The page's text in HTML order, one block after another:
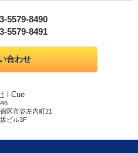
5579-8490
5579-8491
合わせ
i-Cue
区市谷左内町21
ビル3F